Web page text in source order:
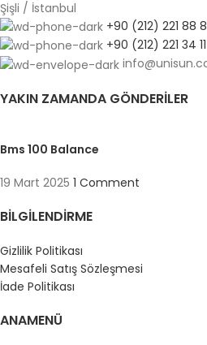
Şişli / İstanbul
+90 (212) 221 88
+90 (212) 221 34 11
YAKIN ZAMANDA GÖNDERILER
Bms 100 Balance
19 Mart 2025 1 Comment
BILGILENDIRME
Gizlilik Politikası
Mesafeli Satış Sözleşmesi
İade Politikası
ANAMENÜ